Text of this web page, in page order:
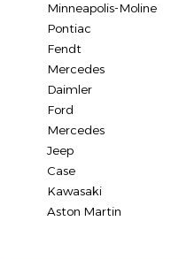
Minneapolis-Moline
Pontiac
Fendt
Mercedes
Daimler
Ford
Mercedes
Jeep
Case
Kawasaki
Aston Martin